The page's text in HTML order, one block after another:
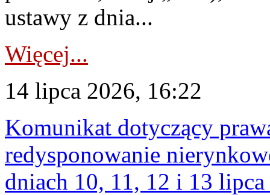
ustawy z dnia...
Więcej...
14 lipca 2026, 16:22
Komunikat dotyczący
redysponowanie
dniach 10, 11, 12 i 13